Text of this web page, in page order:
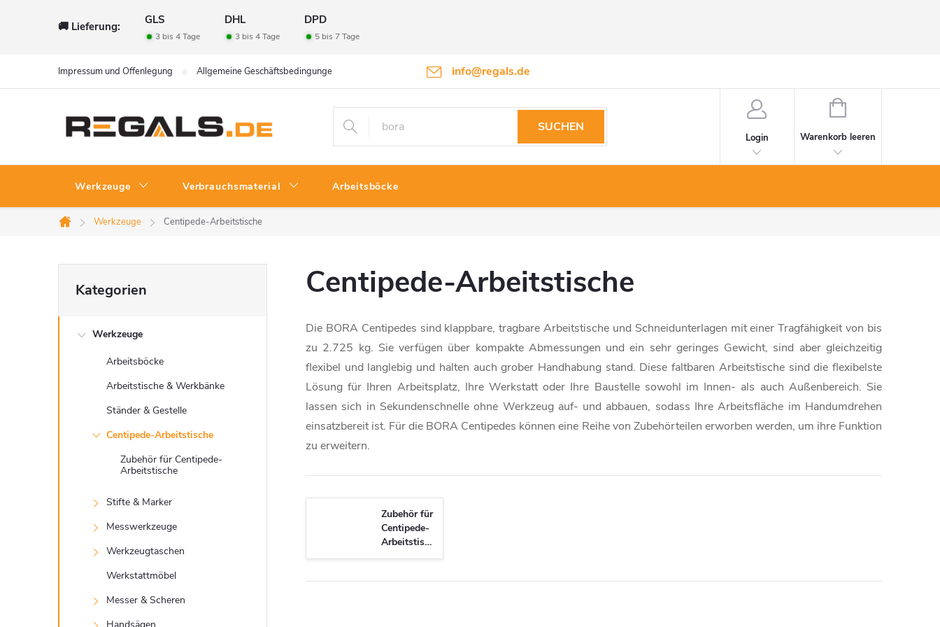
🚚 Lieferung: GLS DHL DPD
3 bis 4 Tage 3 bis 4 Tage 5 bis 7 Tage
info@regals.de
Impressum und Offenlegung Allgemeine Geschäftsbedingungen Datenschutzbestimmungen Rückgabeinformationen
SUCHEN
Login
WARENKORB
Warenkorb leeren
Werkzeuge Verbrauchsmaterial Arbeitsböcke
Startseite
Werkzeuge Centipede-Arbeitstische
e
überspringen
Kategorien
Werkzeuge
Arbeitsböcke
Arbeitstische & Werkbänke
Ständer & Gestelle
Centipede-Arbeitstische
Zubehör für Centipede-
Arbeitstische
Stifte & Marker
Messwerkzeuge
Werkzeugtaschen
Werkstattmöbel
Messer & Scheren
Centipede-Arbeitstische
Die BORA Centipedes sind klappbare, tragbare Arbeitstische und Schneidunterlagen mit einer Tragfähigkeit von bis
zu 2.725 kg. Sie verfügen über kompakte Abmessungen und ein sehr geringes Gewicht, sind aber gleichzeitig
flexibel und langlebig und halten auch grober Handhabung stand. Diese faltbaren Arbeitstische sind die flexibelste
Lösung für Ihren Arbeitsplatz, Ihre Werkstatt oder Ihre Baustelle sowohl im Innen- als auch Außenbereich. Sie
lassen sich in Sekundenschnelle ohne Werkzeug auf- und abbauen, sodass Ihre Arbeitsfläche im Handumdrehen
einsatzbereit ist. Für die BORA Centipedes können eine Reihe von Zubehörteilen erworben werden, um ihre Funktion
zu erweitern.
Zubehör für
Centipede-
Arbeitstische